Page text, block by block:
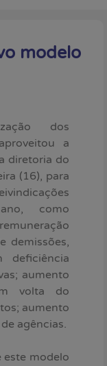
modelo
dos
a
diretoria do
(16), para
como
demissões,
deficiência
aumento
volta do
aumento
agências.
este modelo